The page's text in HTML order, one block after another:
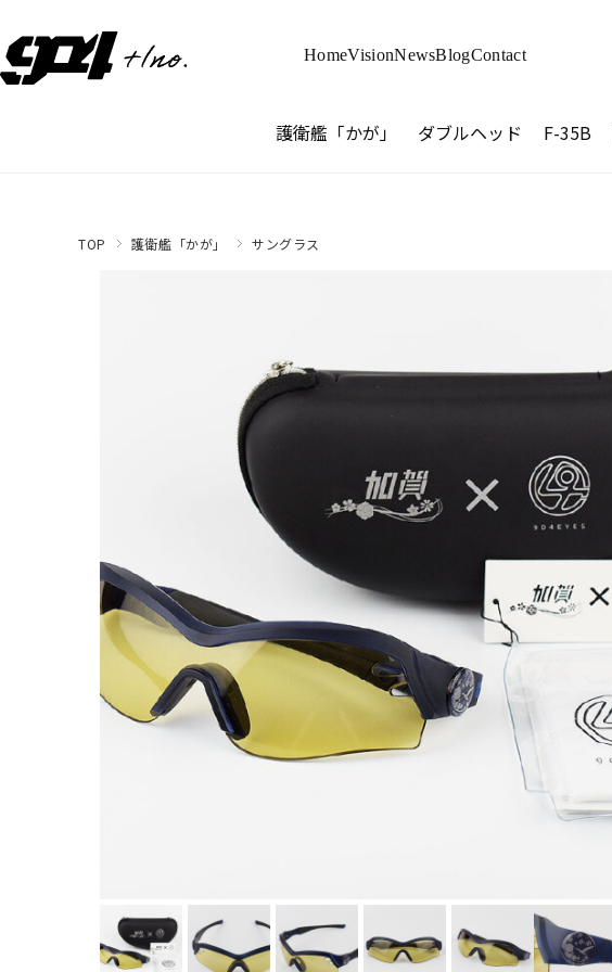
HomeVisionNewsBlogContact
護衛艦「かが」 ダブルヘッド F-35B
TOP 護衛艦「かが」 サングラス